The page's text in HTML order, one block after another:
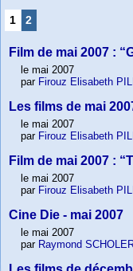
1 2
Film de mai 2007 :
le mai 2007
par Firouz Elisabeth
Les films de mai
le mai 2007
par Firouz Elisabeth
Film de mai 2007 :
le mai 2007
par Firouz Elisabeth
Cine Die - mai 2007
le mai 2007
par Raymond